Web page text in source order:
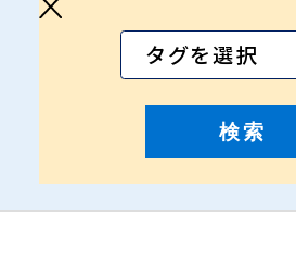
タグを選択